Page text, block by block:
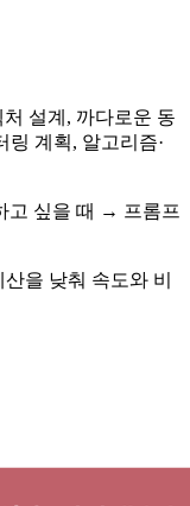
설계, 까다로운 동
링 계획, 알고리즘·
고 싶을 때 → 프롬프
을 낮춰 속도와 비